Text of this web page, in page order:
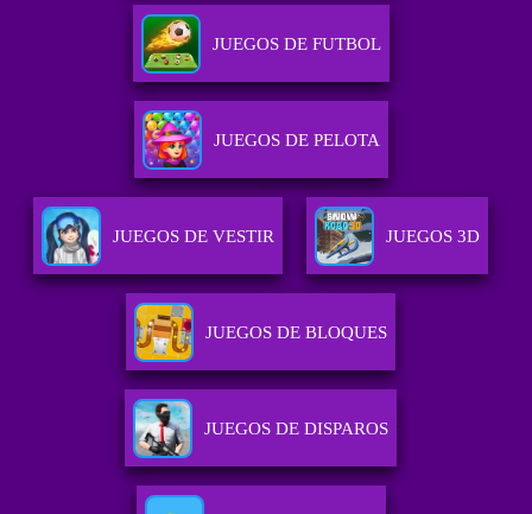
JUEGOS DE FUTBOL
JUEGOS DE PELOTA
JUEGOS DE VESTIR JUEGOS 3D
JUEGOS DE BLOQUES
JUEGOS DE DISPAROS